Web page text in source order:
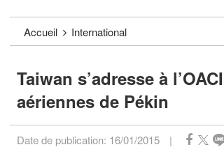
Accueil International
Taiwan s’adresse à
aériennes de Pékin
Date de publication: 16/01/2015 |